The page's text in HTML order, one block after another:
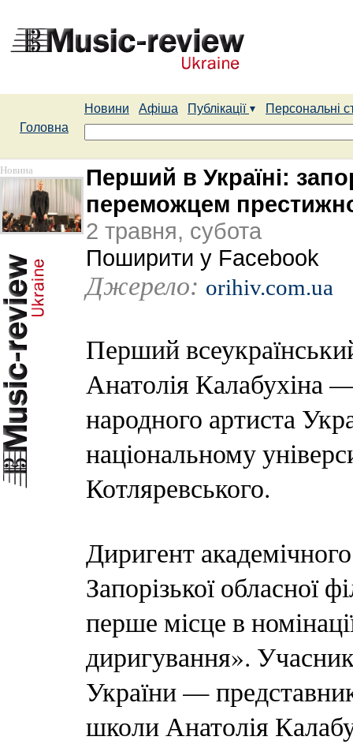
Новини Афіша Публікації
Персональні
Головна
Новина
Перший в Україні:
переможцем
2 травня, субота
Поширити у Facebook
Джерело: orihiv.com.ua
Перший
Анатолія Калабухіна
народного артиста
національному
Котляревського.
Диригент
Запорізької обласної
перше місце в
диригування».
України —
школи Анатолія